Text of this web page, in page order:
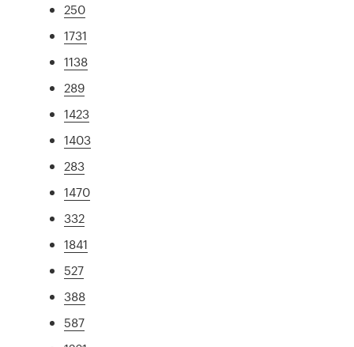
250
1731
1138
289
1423
1403
283
1470
332
1841
527
388
587